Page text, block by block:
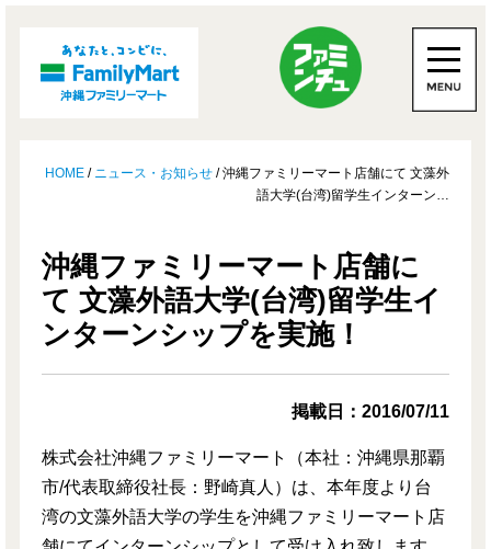
HOME / ニュース・お知らせ/ 沖縄ファミリーマート店舗にて 文藻外
語大学(台湾)留学生インターン…
沖縄ファミリーマート店舗に
て 文藻外語大学(台湾)留学生イ
ンターンシップを実施！
掲載日：2016/07/11
株式会社沖縄ファミリーマート（本社：沖縄県那覇
市/代表取締役社長：野崎真人）は、本年度より台
湾の文藻外語大学の学生を沖縄ファミリーマート店